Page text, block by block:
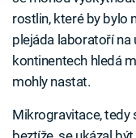
rostlin, které by bylo
plejáda laboratoří na
kontinentech hledá
mohly nastat.
Mikrogravitace, tedy